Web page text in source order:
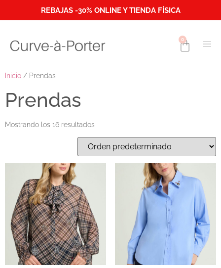
REBAJAS -30% ONLINE Y TIENDA FÍSICA
0
Inicio / Prendas
Prendas
Mostrando los 16 resultados